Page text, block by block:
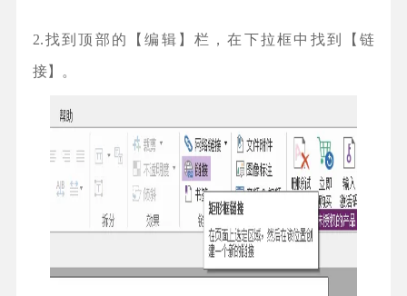
2.找到顶部的【编辑】栏，在下拉框中找到【链
接】。